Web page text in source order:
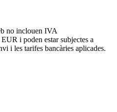
no inclouen IVA
i poden estar subjectes a
i les tarifes bancàries aplicades.